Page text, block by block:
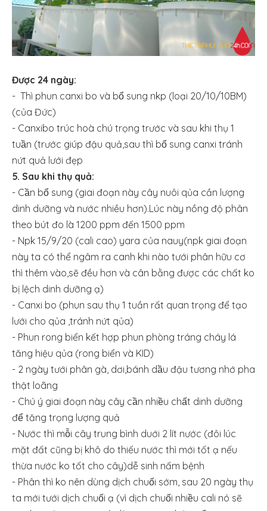
Được 24 ngày:
- Thì phun canxi bo và bổ sung nkp (loại 20/10/10BM)
(của Đức)
- Canxibo trúc hoà chú trọng trước và sau khi thụ 1
tuần (trước giúp đậu quả,sau thì bổ sung canxi tránh
nứt quả lưới đẹp
5. Sau khi thụ quả:
- Cần bổ sung (giai đoạn này cây nuôi qủa cần lượng
dinh dưỡng và nước nhiều hơn).Lúc này nồng độ phân
theo bút đo là 1200 ppm đến 1500 ppm
- Npk 15/9/20 (cali cao) yara của nauy(npk giai đoạn
này ta có thể ngâm ra canh khi nào tưới phân hữu cơ
thì thêm vào,sẽ đều hơn và cân bằng được các chất ko
bị lệch dinh dưỡng ạ)
- Canxi bo (phun sau thụ 1 tuần rất quan trọng để tạo
lưới cho qủa ,tránh nứt qủa)
- Phun rong biển kết hợp phun phòng tráng cháy lá
tăng hiệu qủa (rong biển và KID)
- 2 ngày tưới phân gà, dơi,bánh dầu đậu tương nhớ pha
thật loãng
- Chú ý giai đoạn này cây cần nhiều chất dinh dưỡng
để tăng trọng lượng quả
- Nước thì mỗi cây trung bình duới 2 lít nước (đôi lúc
mặt đất cũng bị khô do thiếu nước thì mới tốt ạ nếu
thừa nước ko tốt cho cây)dễ sinh nấm bệnh
- Phân thì ko nên dùng dịch chuối sớm, sau 20 ngày thụ
ta mới tưới dịch chuối ạ (vì dịch chuối nhiều cali nó sẽ